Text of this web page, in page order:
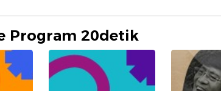
Program 20detik